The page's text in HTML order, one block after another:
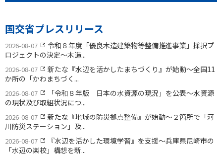
国交省プレスリリース
2026-08-07
令和８年度「優良木造建築物等整備推進事業」採択プ
ロジェクトの決定〜木造...
2026-08-07
新たな『水辺を活かしたまちづくり』が始動〜全国11
か所の「かわまちづく...
2026-08-07
「令和８年版 日本の水資源の現況」を公表〜水資源
の現状及び取組状況につ...
2026-08-07
新たな『地域の防災拠点整備』が始動〜２箇所で「河
川防災ステーション」及...
2026-08-07
『水辺を活かした環境学習』を支援〜兵庫県尼崎市の
「水辺の楽校」構想を新...